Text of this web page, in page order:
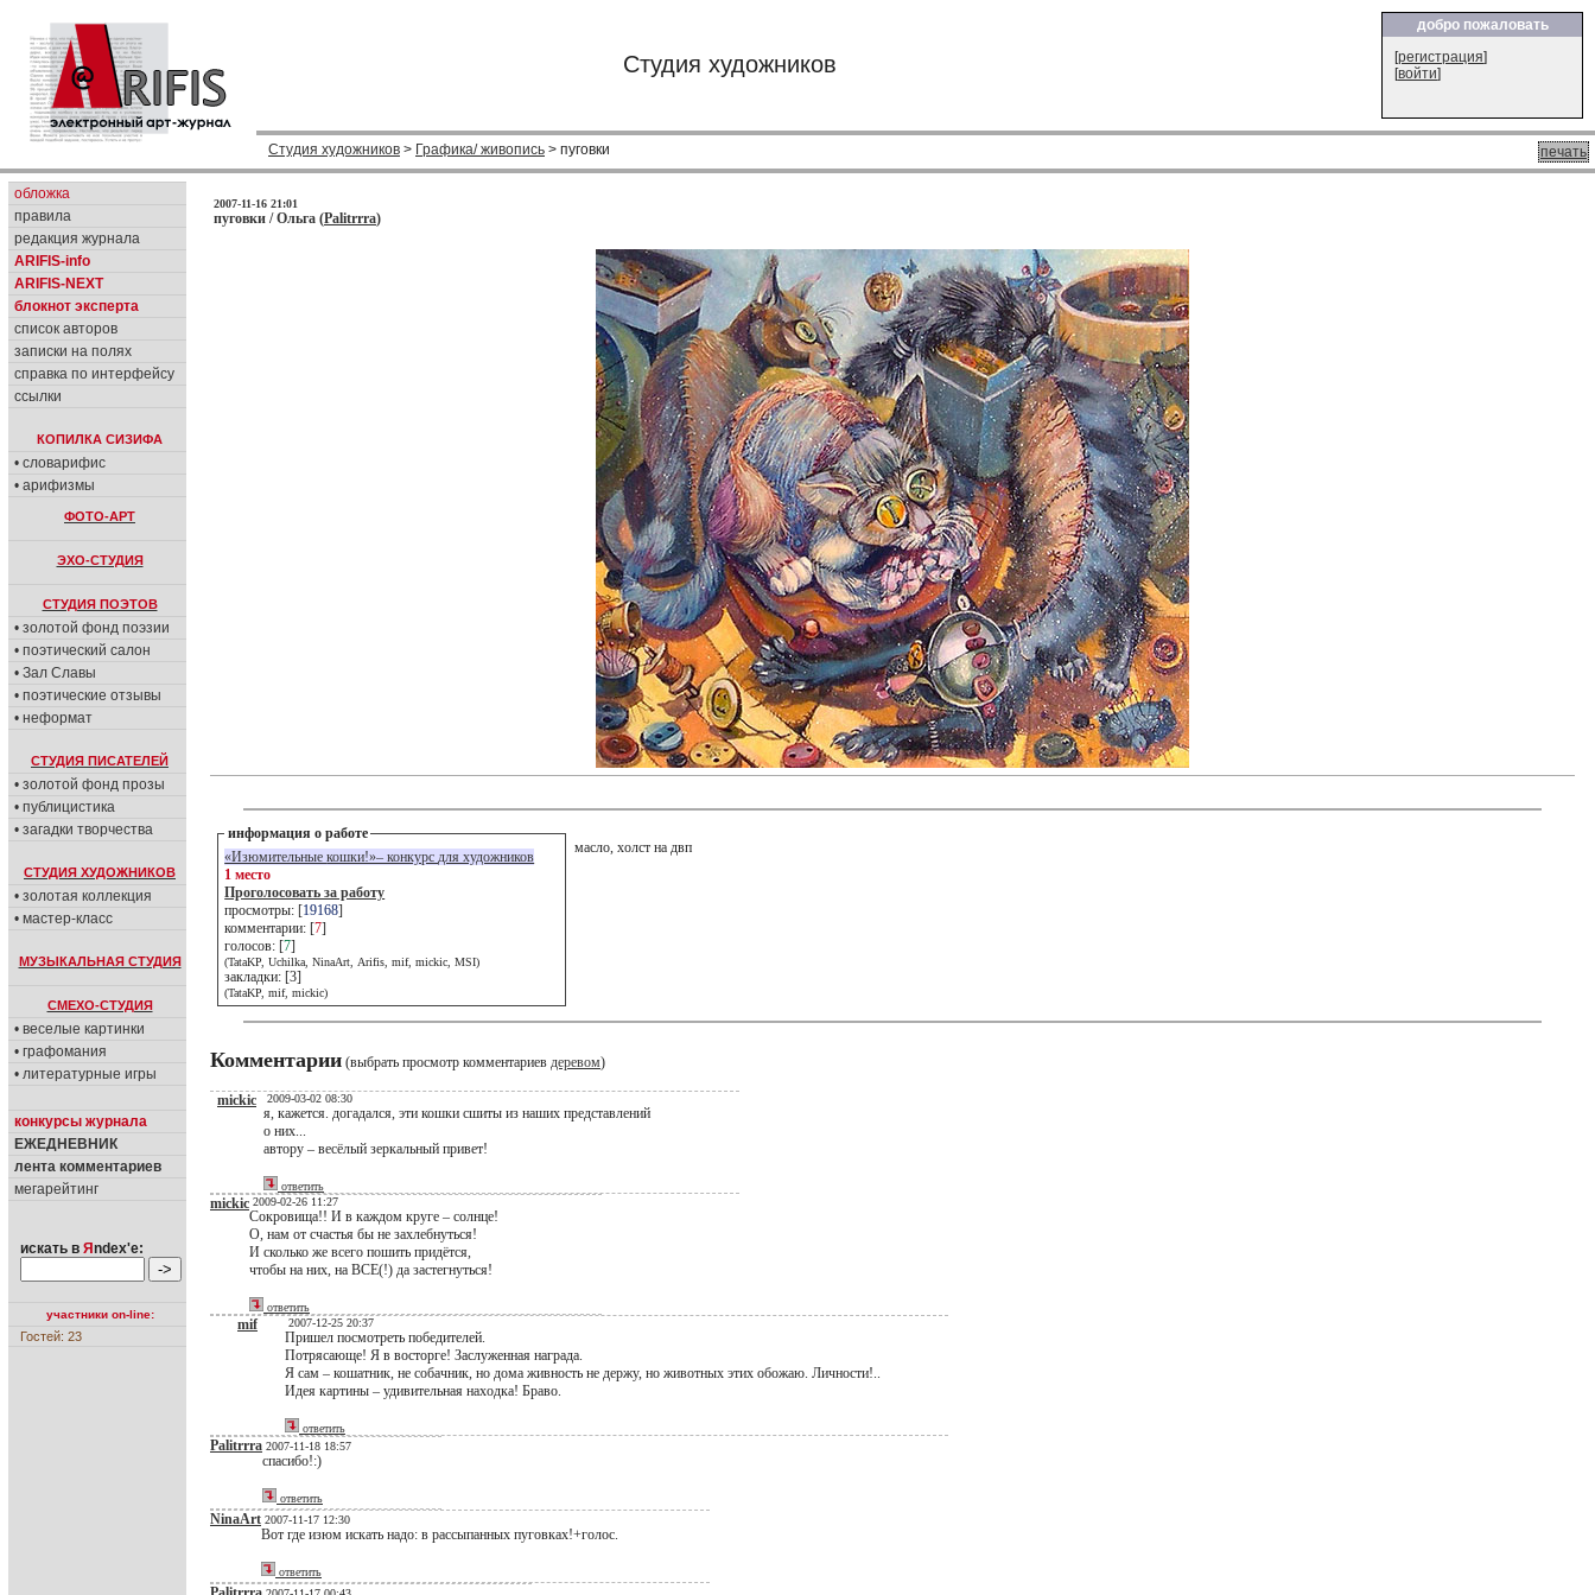
Студия художников
добро пожаловать
[регистрация]
[войти]
печать
Студия художников > Графика/ живопись > пуговки
обложка
правила
редакция журнала
ARIFIS-info
ARIFIS-NEXT
блокнот эксперта
список авторов
записки на полях
справка по интерфейсу
ссылки
КОПИЛКА СИЗИФА
• словарифис
• арифизмы
ФОТО-АРТ
ЭХО-СТУДИЯ
СТУДИЯ ПОЭТОВ
• золотой фонд поэзии
• поэтический салон
• Зал Славы
• поэтические отзывы
• неформат
СТУДИЯ ПИСАТЕЛЕЙ
• золотой фонд прозы
• публицистика
• загадки творчества
СТУДИЯ ХУДОЖНИКОВ
• золотая коллекция
• мастер-класс
МУЗЫКАЛЬНАЯ СТУДИЯ
СМЕХО-СТУДИЯ
• веселые картинки
• графомания
• литературные игры
конкурсы журнала
ЕЖЕДНЕВНИК
лента комментариев
мегарейтинг
искать в Я ndex'е:
участники on-line:
Гостей: 23
2007-11-16 21:01
пуговки / Ольга (Palitrrra)
информация о работе
«Изюмительные кошки!»– конкурс для художников
1 место
Проголосовать за работу
просмотры: [19168]
комментарии: [7]
голосов: [7]
(TataKP, Uchilka, NinaArt, Arifis, mif, mickic, MSI)
закладки: [3]
(TataKP, mif, mickic)
масло, холст на двп
Комментарии (выбрать просмотр комментариев деревом)
mickic 2009-03-02 08:30
я, кажется. догадался, эти кошки сшиты из наших представлений
о них...
автору – весёлый зеркальный привет!
ответить
mickic 2009-02-26 11:27
Сокровища!! И в каждом круге – солнце!
О, нам от счастья бы не захлебнуться!
И сколько же всего пошить придётся,
чтобы на них, на ВСЕ(!) да застегнуться!
ответить
mif 2007-12-25 20:37
Пришел посмотреть победителей.
Потрясающе! Я в восторге! Заслуженная награда.
Я сам – кошатник, не собачник, но дома живность не держу, но животных этих обожаю. Личности!..
Идея картины – удивительная находка! Браво.
ответить
Palitrrra 2007-11-18 18:57
спасибо!:)
ответить
NinaArt 2007-11-17 12:30
Вот где изюм искать надо: в рассыпанных пуговках!+голос.
ответить